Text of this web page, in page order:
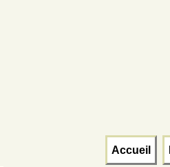
Accueil